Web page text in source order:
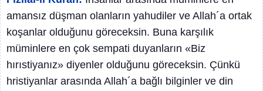
amansız düşman olanların yahudiler ve Allah´a ortak
koşanlar olduğunu göreceksin. Buna karşılık
müminlere en çok sempati duyanların «Biz
hırıstiyanız» diyenler olduğunu göreceksin. Çünkü
hristiyanlar arasında Allah´a bağlı bilginler ve din